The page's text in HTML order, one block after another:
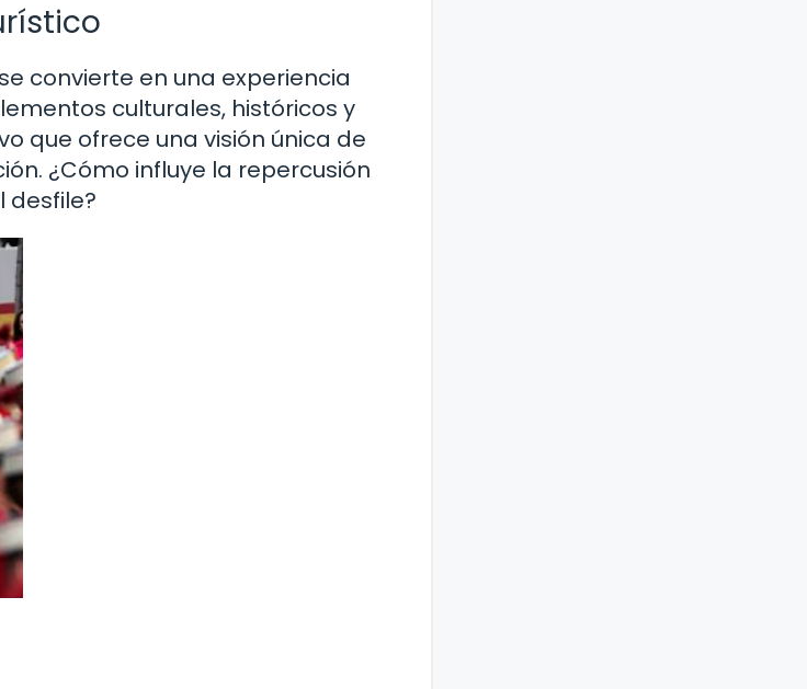
convierte en una experiencia
culturales, históricos y
que ofrece una visión única de
¿Cómo influye la repercusión
desfile?